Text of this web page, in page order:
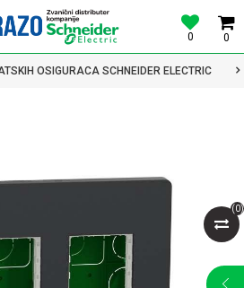
0
0
OSIGURACA SCHNEIDER ELECTRIC
(0)